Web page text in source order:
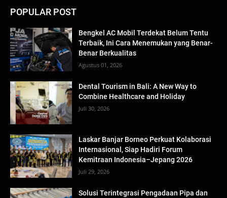
POPULAR POST
Bengkel AC Mobil Terdekat Belum Tentu
Terbaik, Ini Cara Menemukan yang Benar-
Benar Berkualitas
Agustus 01, 2026
Dental Tourism in Bali: A New Way to
Combine Healthcare and Holiday
Juli 30, 2026
Laskar Banjar Borneo Perkuat Kolaborasi
Internasional, Siap Hadiri Forum
Kemitraan Indonesia–Jepang 2026
Juli 29, 2026
Solusi Terintegrasi Pengadaan Pipa dan